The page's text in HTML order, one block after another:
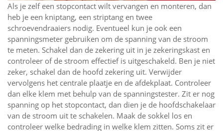
Als je zelf een stopcontact wilt vervangen en monteren, dan
heb je een kniptang, een striptang en twee
schroevendraaiers nodig. Eventueel kun je ook een
spanningsmeter gebruiken om de spanning van de stroom
te meten. Schakel dan de zekering uit in je zekeringskast en
controleer of de stroom effectief is uitgeschakeld. Ben je niet
zeker, schakel dan de hoofd zekering uit. Verwijder
vervolgens het centrale plaatje en de afdekplaat. Controleer
dan elke klem met behulp van de spanningstester. Zit er nog
spanning op het stopcontact, dan dien je de hoofdschakelaar
van de stroom uit te schakelen. Maak de sokkel los en
controleer welke bedrading in welke klem zitten. Soms zit er